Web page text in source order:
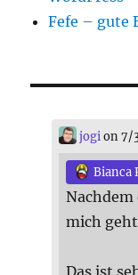
Fefe – gute
jogi on 7/
Bianca
mich
Das ist